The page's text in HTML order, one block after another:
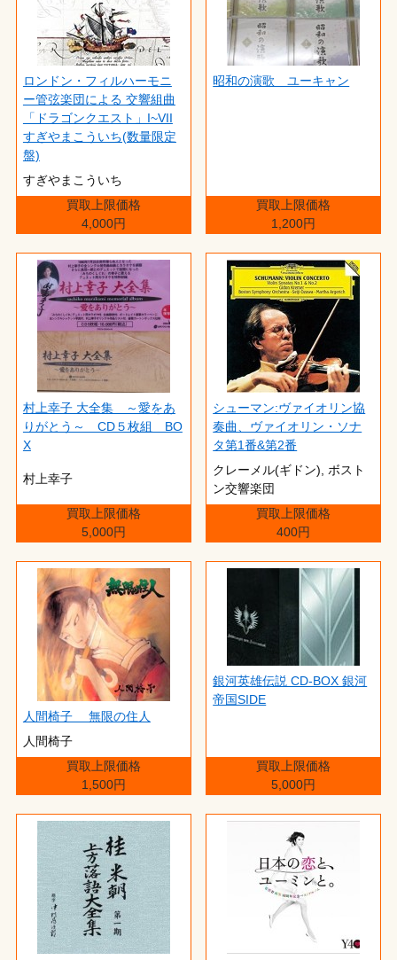
ロンドン・フィルハーモニ
ー管弦楽団による 交響組曲
「ドラゴンクエスト」I~VII
すぎやまこういち(数量限定
盤)
すぎやまこういち
買取上限価格
4,000円
昭和の演歌 ユーキャン
買取上限価格
1,200円
村上幸子 大全集 ～愛をあ
りがとう～ CD５枚組 BO
X
村上幸子
買取上限価格
5,000円
シューマン:ヴァイオリン協
奏曲、ヴァイオリン・ソナ
タ第1番&第2番
クレーメル(ギドン), ボスト
ン交響楽団
買取上限価格
400円
人間椅子 無限の住人
人間椅子
買取上限価格
1,500円
銀河英雄伝説 CD-BOX 銀河
帝国SIDE
買取上限価格
5,000円